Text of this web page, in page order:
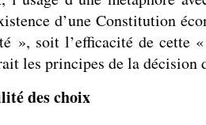
d’une Constitution
», soit l’efficacité de cette
les principes de la décision
des choix